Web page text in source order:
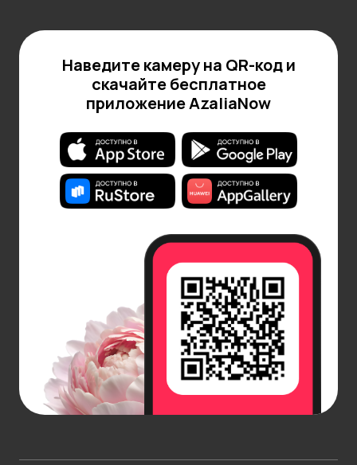
Наведите камеру на QR-код и
скачайте бесплатное
приложение AzaliaNow